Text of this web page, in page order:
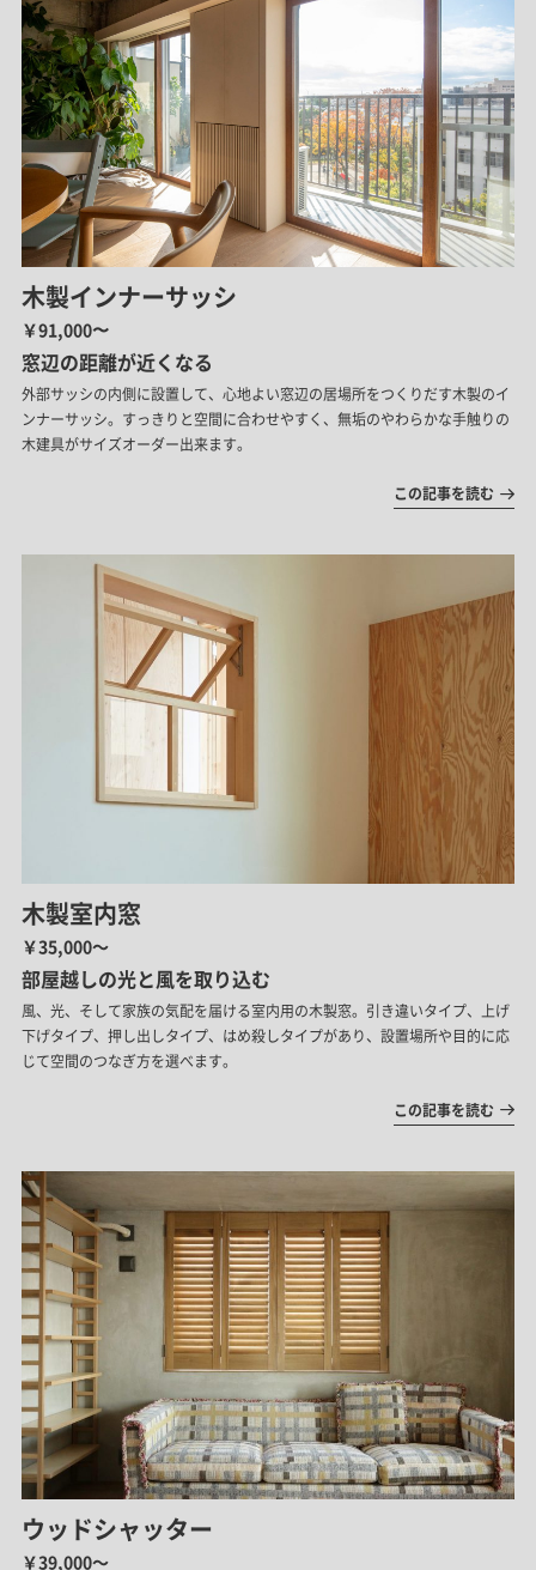
木製インナーサッシ
￥91,000〜
窓辺の距離が近くなる
外部サッシの内側に設置して、心地よい窓辺の居場所をつくりだす木製のイ
ンナーサッシ。すっきりと空間に合わせやすく、無垢のやわらかな手触りの
木建具がサイズオーダー出来ます。
この記事を読む
木製室内窓
￥35,000～
部屋越しの光と風を取り込む
風、光、そして家族の気配を届ける室内用の木製窓。引き違いタイプ、上げ
下げタイプ、押し出しタイプ、はめ殺しタイプがあり、設置場所や目的に応
じて空間のつなぎ方を選べます。
この記事を読む
ウッドシャッター
￥39,000～